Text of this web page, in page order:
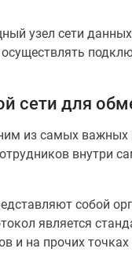
узел сети
сети для
из самых
внутри
собой
является
и на прочих